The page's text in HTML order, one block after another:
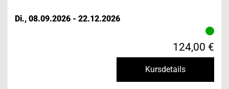
Di., 08.09.2026 - 22.12.2026
124,00 €
Kursdetails